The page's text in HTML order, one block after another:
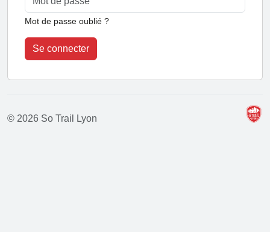
Mot de passe oublié ?
Se connecter
© 2026 So Trail Lyon